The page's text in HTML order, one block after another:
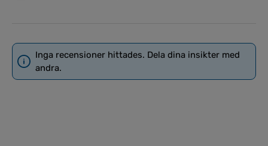
Inga recensioner hittades. Dela dina insikter med
andra.